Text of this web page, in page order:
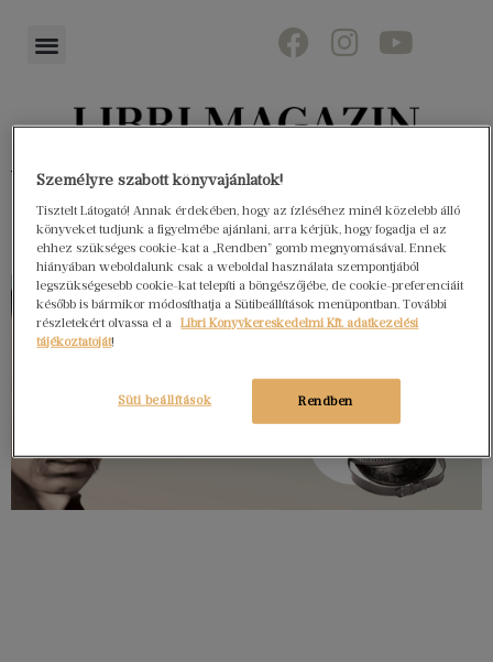
Könyvektől az olvasókig
Személyre szabott könyvajánlatok!
Tisztelt Látogató! Annak érdekében, hogy az ízléséhez minél közelebb álló
könyveket tudjunk a figyelmébe ajánlani, arra kérjük, hogy fogadja el az
ehhez szükséges cookie-kat a „Rendben” gomb megnyomásával. Ennek
hiányában weboldalunk csak a weboldal használata szempontjából
legszükségesebb cookie-kat telepíti a böngészőjébe, de cookie-preferenciáit
később is bármikor módosíthatja a Sütibeállítások menüpontban. További
részletekért olvassa el a
Libri Könyvkereskedelmi Kft. adatkezelési
tájékoztatóját!
Rendben
Süti beállítások